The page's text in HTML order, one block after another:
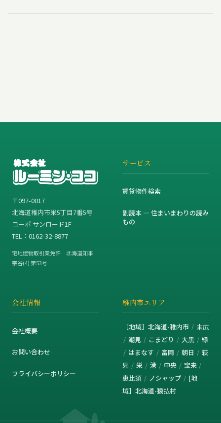
〒097-0017
北海道稚内市栄5丁目7番5号
コーポ サンロード1F
TEL：0162-32-8877
宅地建物取引業免許 北海道知事
宗谷(4) 第53号
サービス
賃貸物件検索
副読本 — 住まいまわりの読み
もの
会社情報
会社概要
お問い合わせ
プライバシーポリシー
稚内市エリア
［地域］北海道-稚内市
末広
潮見
こまどり 大黒
緑
はまなす
富岡 朝日
萩
見
栄 港 中央
宝来
恵比須
ノシャップ
[地
域］北海道-猿払村